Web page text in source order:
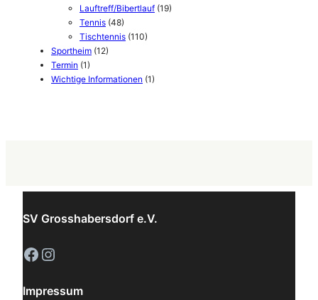
Lauftreff/Bibertlauf (19)
Tennis (48)
Tischtennis (110)
Sportheim (12)
Termin (1)
Wichtige Informationen (1)
SV Grosshabersdorf e.V.
Facebook Instagram
Impressum